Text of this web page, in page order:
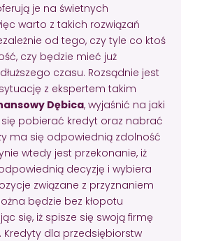
je na świetnych
warto z takich rozwiązań
od tego, czy tyle co ktoś
czy będzie mieć już
czasu. Rozsądnie jest
z ekspertem takim
Dębica, wyjaśnić na jaki
pobierać kredyt oraz nabrać
ma się odpowiednią zdolność
wtedy jest przekonanie, iż
decyzję i wybiera
związane z przyznaniem
będzie bez kłopotu
się, iż spisze się swoją firmę
dla przedsiębiorstw